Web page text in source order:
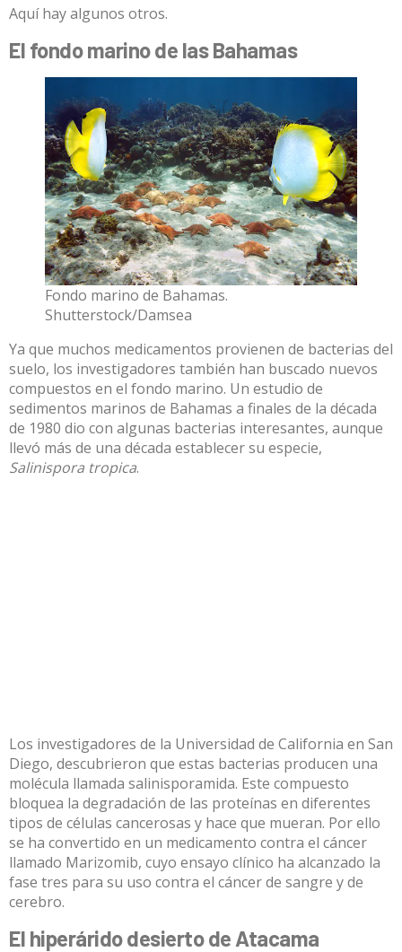
Aquí hay algunos otros.
El fondo marino de las Bahamas
Fondo marino de Bahamas.
Shutterstock/Damsea
Ya que muchos medicamentos provienen de bacterias del
suelo, los investigadores también han buscado nuevos
compuestos en el fondo marino. Un estudio de
sedimentos marinos de Bahamas a finales de la década
de 1980 dio con algunas bacterias interesantes, aunque
llevó más de una década establecer su especie,
Salinispora tropica.
Los investigadores de la Universidad de California en San
Diego, descubrieron que estas bacterias producen una
molécula llamada salinisporamida. Este compuesto
bloquea la degradación de las proteínas en diferentes
tipos de células cancerosas y hace que mueran. Por ello
se ha convertido en un medicamento contra el cáncer
llamado Marizomib, cuyo ensayo clínico ha alcanzado la
fase tres para su uso contra el cáncer de sangre y de
cerebro.
El hiperárido desierto de Atacama